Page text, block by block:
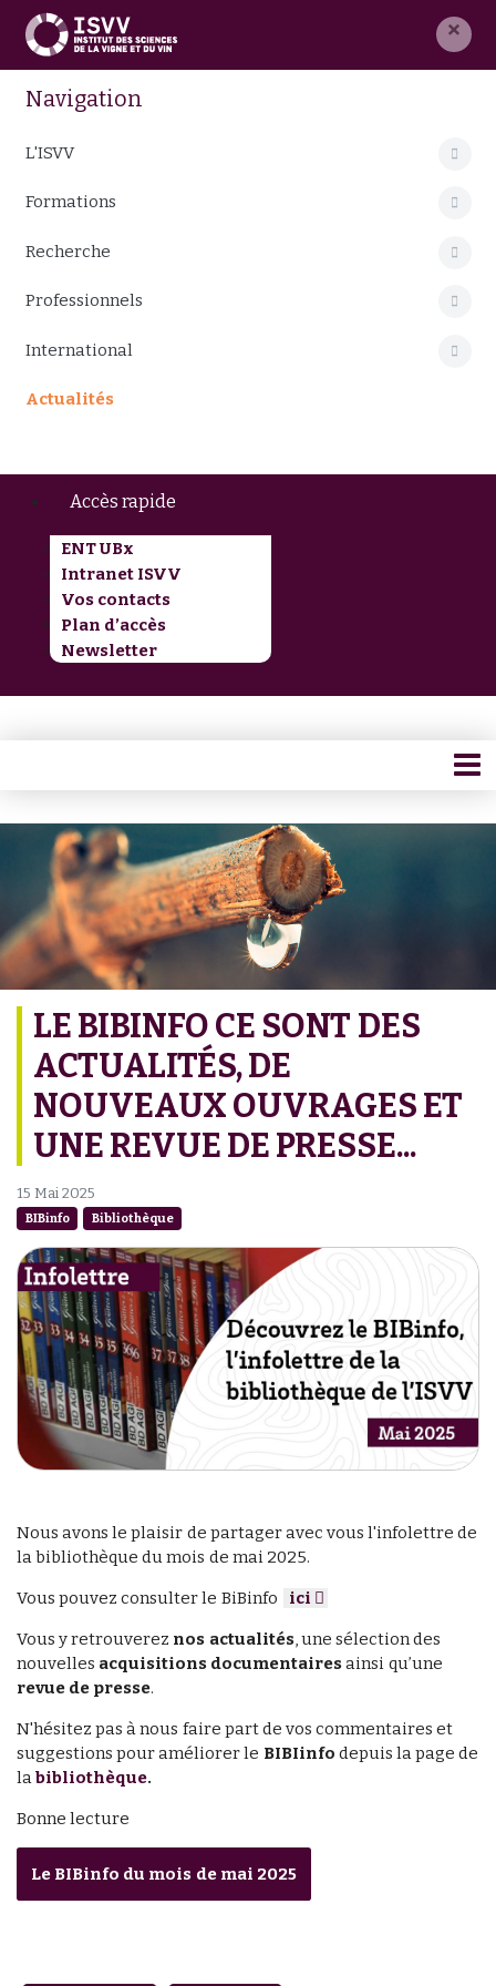
×
Navigation
L'ISVV
Formations
Recherche
Professionnels
International
Actualités
Accès rapide
ENT UBx
Intranet ISVV
Vos contacts
Plan d’accès
Newsletter
LE BIBINFO CE SONT DES
ACTUALITÉS, DE
NOUVEAUX OUVRAGES ET
UNE REVUE DE PRESSE...
15 Mai 2025
BIBinfo Bibliothèque
Nous avons le plaisir de partager avec vous l'infolettre de
la bibliothèque du mois de mai 2025.
Vous pouvez consulter le BiBinfo ici
Vous y retrouverez nos actualités, une sélection des
nouvelles acquisitions documentairesainsi qu’une
revue de presse.
N'hésitez pas à nous faire part de vos commentaires et
suggestions pour améliorer le BIBIinfo depuis la page de
labibliothèque.
Bonne lecture
Le BIBinfo du mois de mai 2025